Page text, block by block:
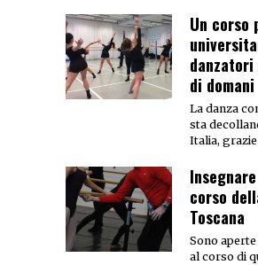
Un corso
di domani
La danza
sta
Italia,
corso
Toscana
Sono
al corso di